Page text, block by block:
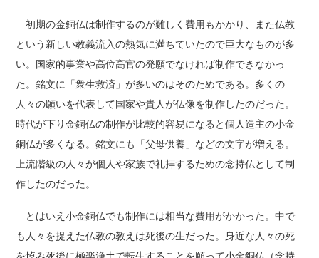
初期の金銅仏は制作するのが難しく費用もかかり、また仏教
という新しい教義流入の熱気に満ちていたので巨大なものが多
い。国家的事業や高位高官の発願でなければ制作できなかっ
た。銘文に「衆生救済」が多いのはそのためである。多くの
人々の願いを代表して国家や貴人が仏像を制作したのだった。
時代が下り金銅仏の制作が比較的容易になると個人造主の小金
銅仏が多くなる。銘文にも「父母供養」などの文字が増える。
上流階級の人々が個人や家族で礼拝するための念持仏として制
作したのだった。
とはいえ小金銅仏でも制作には相当な費用がかかった。中で
も人々を捉えた仏教の教えは死後の生だった。身近な人々の死